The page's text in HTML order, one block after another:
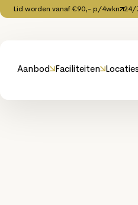
Lid worden vanaf €90,- p/4wkn 24/
Aanbod Faciliteiten Locaties